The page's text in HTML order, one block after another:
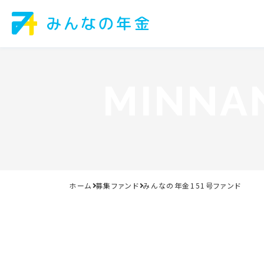
ホーム 募集ファンド みんなの年金151号ファンド